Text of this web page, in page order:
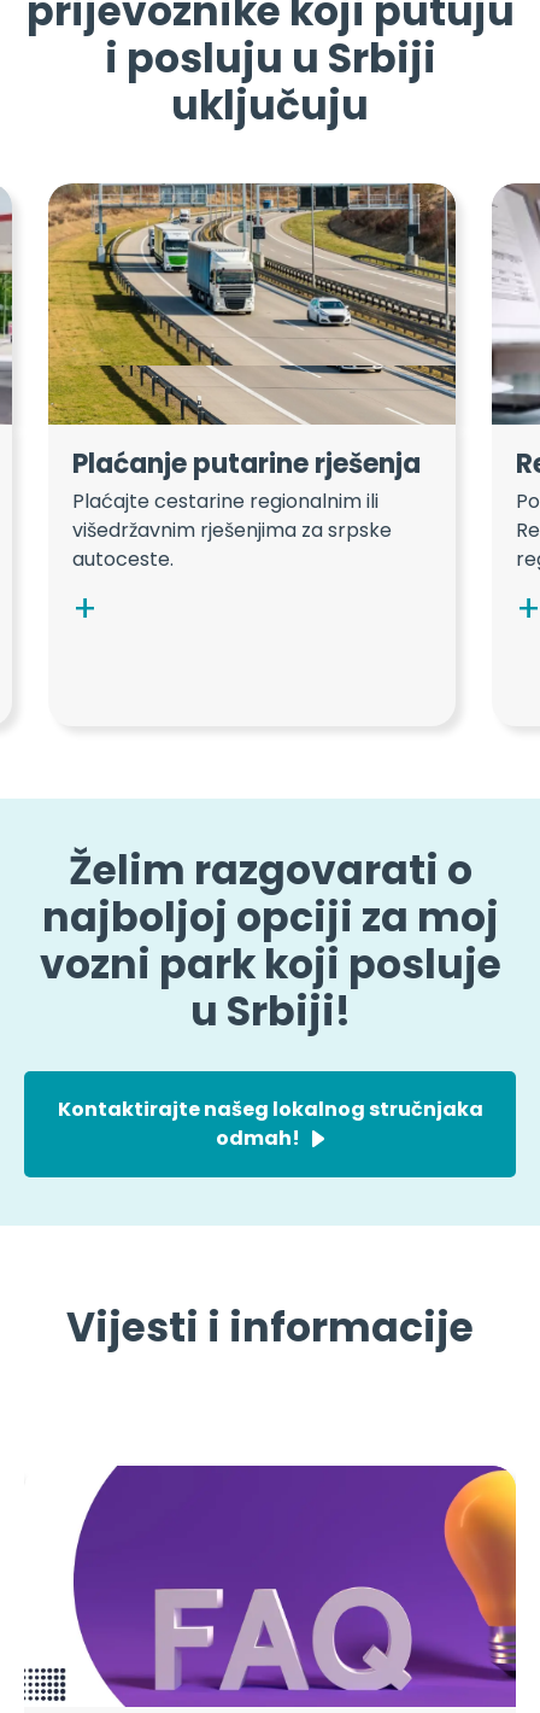
prijevoznike koji putuju
i posluju u Srbiji
uključuju
Plaćanje putarine rješenja
Plaćajte cestarine regionalnim ili
višedržavnim rješenjima za srpske
autoceste.
Želim razgovarati o
najboljoj opciji za moj
vozni park koji posluje
u Srbiji!
Kontaktirajte našeg lokalnog stručnjaka
odmah!
Vijesti i informacije